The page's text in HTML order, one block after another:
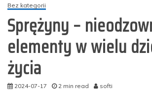
Bez kategorii
Sprężyny –
elementy w wielu
życia
2024-07-17 2 min read softi